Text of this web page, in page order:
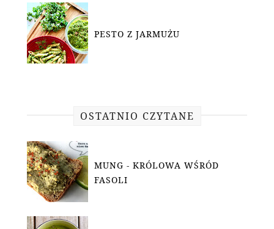
PESTO Z JARMUŻU
OSTATNIO CZYTANE
MUNG - KRÓLOWA WŚRÓD
FASOLI